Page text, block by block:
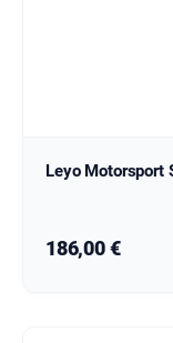
Leyo Motorsport
Regulärer Preis:
186,00 €